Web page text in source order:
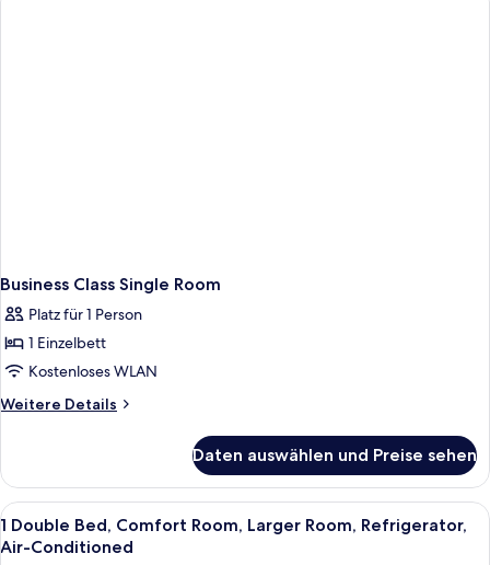
Business Class Single Room
Platz für 1 Person
1 Einzelbett
Kostenloses WLAN
Weitere Details
Weitere
Class
Single
Room
Daten auswählen und Preise sehen
Alle
Fotos
Hochwertige Bettwaren, Pillowtop-
2
1 Double Bed, Comfort Room, Larger Room, Refrigerator,
Air-Conditioned